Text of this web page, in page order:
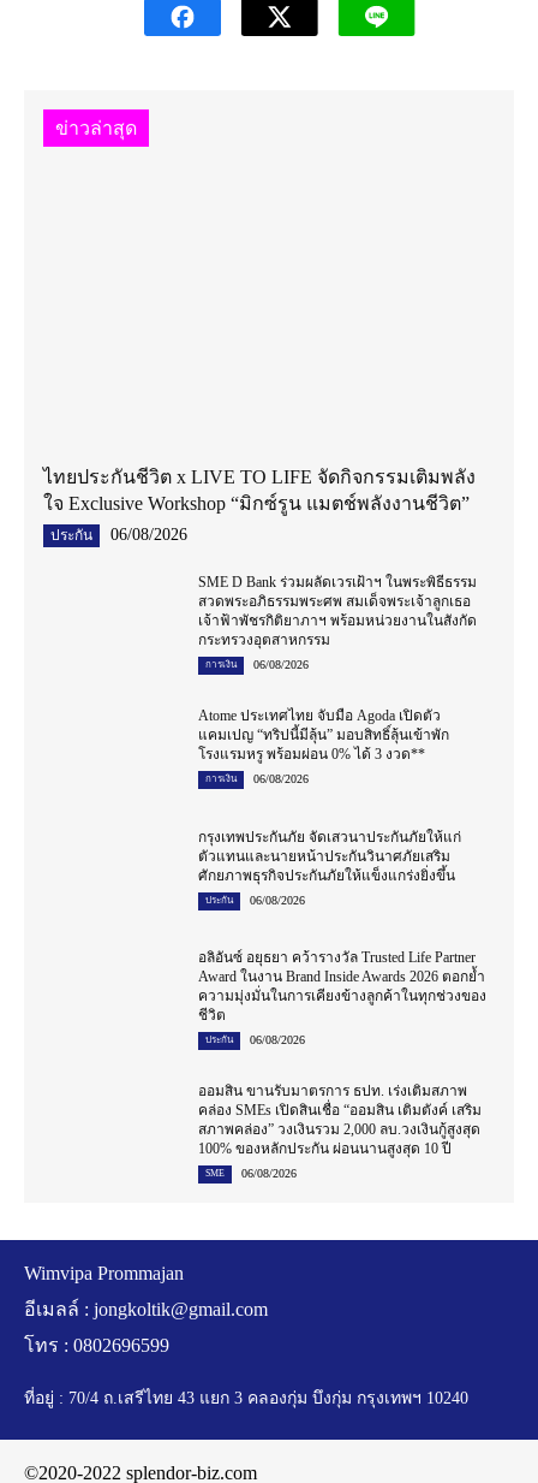
ข่าวล่าสุด
ไทยประกันชีวิต x LIVE TO LIFE จัดกิจกรรมเติมพลัง
ใจ Exclusive Workshop “มิกซ์รูน แมตช์พลังงานชีวิต”
ประกัน 06/08/2026
SME D Bank ร่วมผลัดเวรเฝ้าฯ ในพระพิธีธรรม
สวดพระอภิธรรมพระศพ สมเด็จพระเจ้าลูกเธอ
เจ้าฟ้าพัชรกิติยาภาฯ พร้อมหน่วยงานในสังกัด
กระทรวงอุตสาหกรรม
การเงิน 06/08/2026
Atome ประเทศไทย จับมือ Agoda เปิดตัว
แคมเปญ “ทริปนี้มีลุ้น” มอบสิทธิ์ลุ้นเข้าพัก
โรงแรมหรู พร้อมผ่อน 0% ได้ 3 งวด**
การเงิน 06/08/2026
กรุงเทพประกันภัย จัดเสวนาประกันภัยให้แก่
ตัวแทนและนายหน้าประกันวินาศภัยเสริม
ศักยภาพธุรกิจประกันภัยให้แข็งแกร่งยิ่งขึ้น
ประกัน 06/08/2026
อลิอันซ์ อยุธยา คว้ารางวัล Trusted Life Partner
Award ในงาน Brand Inside Awards 2026 ตอกย้ำ
ความมุ่งมั่นในการเคียงข้างลูกค้าในทุกช่วงของ
ชีวิต
ประกัน 06/08/2026
ออมสิน ขานรับมาตรการ ธปท. เร่งเติมสภาพ
คล่อง SMEs เปิดสินเชื่อ “ออมสิน เติมตังค์ เสริม
สภาพคล่อง” วงเงินรวม 2,000 ลบ.วงเงินกู้สูงสุด
100% ของหลักประกัน ผ่อนนานสูงสุด 10 ปี
SME 06/08/2026
Wimvipa Prommajan
อีเมลล์ : jongkoltik@gmail.com
โทร : 0802696599
ที่อยู่ : 70/4 ถ.เสรีไทย 43 แยก 3 คลองกุ่ม บึงกุ่ม กรุงเทพฯ 10240
©2020-2022 splendor-biz.com